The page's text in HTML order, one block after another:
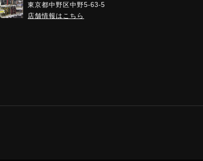
東京都中野区中野5-63-5
店舗情報はこちら